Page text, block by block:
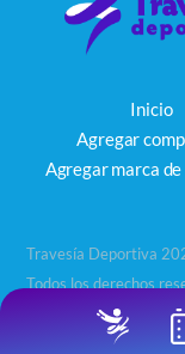
Inicio
Agregar
Agregar marca
Travesía Deportiva
Todos los derechos